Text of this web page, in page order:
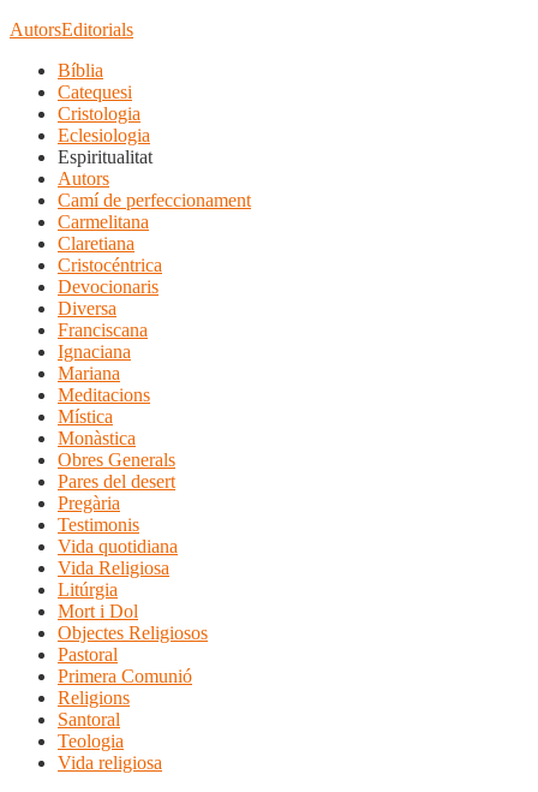
AutorsEditorials
Bíblia
Catequesi
Cristologia
Eclesiologia
Espiritualitat
Autors
Camí de perfeccionament
Carmelitana
Claretiana
Cristocéntrica
Devocionaris
Diversa
Franciscana
Ignaciana
Mariana
Meditacions
Mística
Monàstica
Obres Generals
Pares del desert
Pregària
Testimonis
Vida quotidiana
Vida Religiosa
Litúrgia
Mort i Dol
Objectes Religiosos
Pastoral
Primera Comunió
Religions
Santoral
Teologia
Vida religiosa